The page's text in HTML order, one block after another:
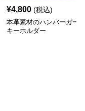
¥4,800 (税込)
本革素材のハンバーガー
キーホルダー